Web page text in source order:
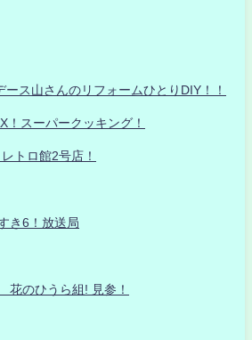
ース山さんのリフォームひとりDIY！！
！スーパークッキング！
トロ館2号店！
き6！放送局
のひうら組! 見参！